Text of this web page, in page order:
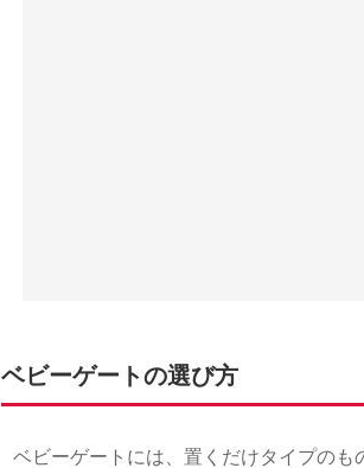
ベビーゲートの選び方
ベビーゲートには、置くだけタイプの